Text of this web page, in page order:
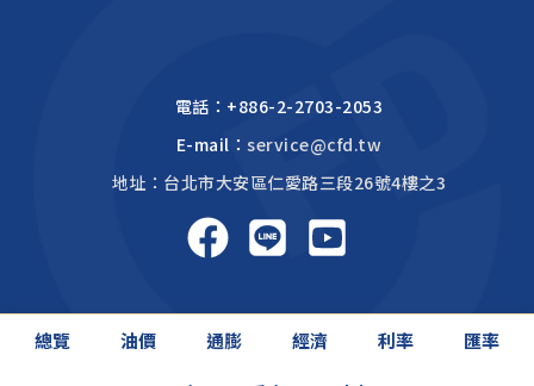
總覽 油價 通膨 經濟 利率 匯率
電話： +886-2-2703-2053
E-mail：service@cfd.tw
地址：台北市大安區仁愛路三段26號4樓之3
啟富達國際 2026 © All rights reserved.
網頁設計公司
: 振作國際